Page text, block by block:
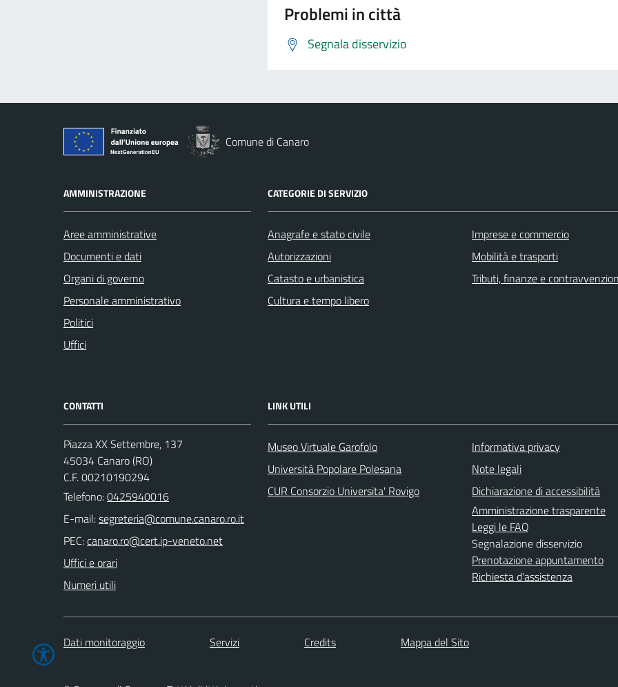
Problemi in città
Segnala disservizio
Comune di Canaro
AMMINISTRAZIONE
Aree amministrative
Documenti e dati
Organi di governo
Personale amministrativo
Politici
Uffici
CATEGORIE DI SERVIZIO
Anagrafe e stato civile
Autorizzazioni
Catasto e urbanistica
Cultura e tempo libero
Imprese e commercio
Mobilità e trasporti
Tributi, finanze e
CONTATTI
Piazza XX Settembre, 137
45034 Canaro (RO)
C.F. 00210190294
Telefono:0425940016
E-mail:
PEC:
Uffici e orari
Numeri utili
LINK UTILI
Museo Virtuale Garofolo
Università Popolare Polesana
CUR Consorzio Universita' Rovigo
Informativa privacy
Note legali
Dichiarazione di accessibilità
Amministrazione trasparente
Leggi le FAQ
Segnalazione disservizio
Prenotazione appuntamento
Richiesta d'assistenza
Dati monitoraggio Servizi Credits Mappa del Sito